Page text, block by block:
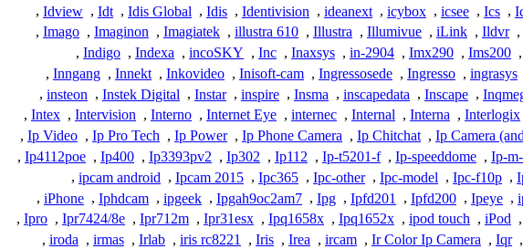
,
Ics
,
icsee
,
icybox
,
ideanext
,
Identivision
,
Idis
,
Idis Global
,
Idt
,
Idview
,
,
Ildvr
,
iLink
,
Illumivue
,
Illustra
,
illustra 610
,
Imagiatek
,
Imaginon
,
Imago
,
,
Ims200
,
Imx290
,
in-2904
,
Inaxsys
,
Inc
,
incoSKY
,
Indexa
,
Indigo
,
ingrasys
,
Ingresso
,
Ingressosede
,
Inisoft-cam
,
Inkovideo
,
Innekt
,
Inngang
,
,
Inscape
,
inscapedata
,
Insma
,
inspire
,
Instar
,
Instek Digital
,
insteon
,
Interlogix
,
Interna
,
Internal
,
internec
,
Internet Eye
,
Interno
,
Intervision
,
Intex
,
Ip Camera
,
Ip Chitchat
,
Ip Phone Camera
,
Ip Power
,
Ip Pro Tech
,
Ip Video
,
Ip-
,
Ip-speeddome
,
Ip-t5201-f
,
Ip112
,
Ip302
,
Ip3393pv2
,
Ip400
,
Ip4112poe
,
,
Ipc-f10p
,
Ipc-model
,
Ipc-other
,
Ipc365
,
Ipcam 2015
,
ipcam android
,
,
Ipeye
,
Ipfd200
,
Ipfd201
,
Ipg
,
Ipgah9oc2am7
,
ipgeek
,
Iphdcam
,
iPhone
,
,
iPod
,
ipod touch
,
Ipq1652x
,
Ipq1658x
,
Ipr31esx
,
Ipr712m
,
Ipr7424/8e
,
Ipro
,
,
Iqr
,
Ir Color Ip Camera
,
ircam
,
Irea
,
Iris
,
iris rc8221
,
Irlab
,
irmas
,
iroda
,